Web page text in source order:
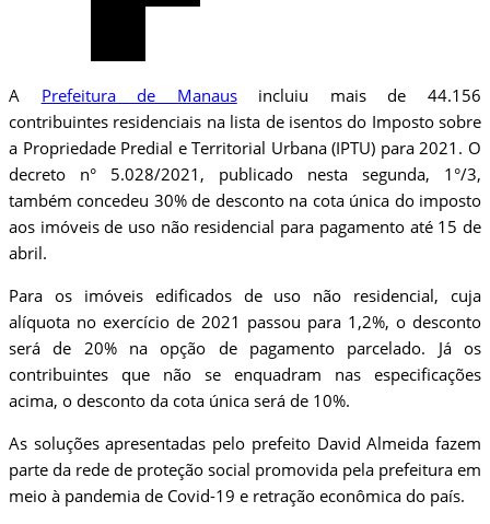
A Prefeitura de Manausincluiu mais de 44.156
contribuintes residenciais na lista de isentos do Imposto sobre
a Propriedade Predial e Territorial Urbana (IPTU) para 2021. O
decreto n° 5.028/2021, publicado nesta segunda, 1°/3,
também concedeu 30% de desconto na cota única do imposto
aos imóveis de uso não residencial para pagamento até 15 de
abril.
Para os imóveis edificados de uso não residencial, cuja
alíquota no exercício de 2021 passou para 1,2%, o desconto
será de 20% na opção de pagamento parcelado. Já os
contribuintes que não se enquadram nas especificações
acima, o desconto da cota única será de 10%.
As soluções apresentadas pelo prefeito David Almeida fazem
parte da rede de proteção social promovida pela prefeitura em
meio à pandemia de Covid-19 e retração econômica do país.